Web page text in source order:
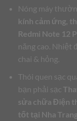
Nóng máy
kính cảm ứng,
Redmi Note 12
năng cao. Nhiệt
chai & hỏng.
Thói quen sạc
bạn phải sạc
sửa chữa Điện
tốt tại Nha